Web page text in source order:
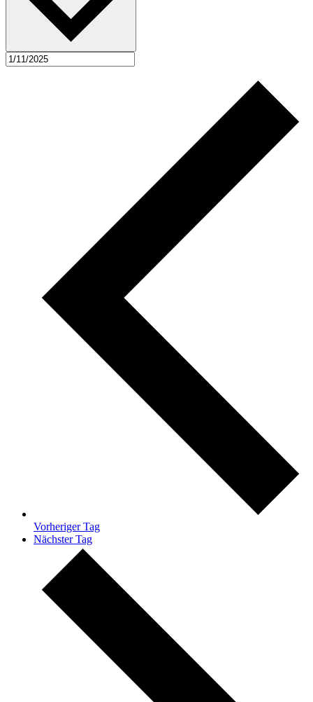
Vorheriger Tag
Nächster Tag